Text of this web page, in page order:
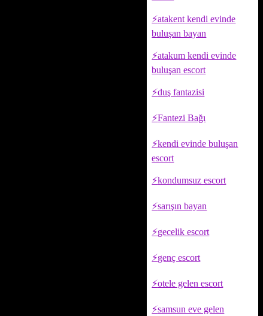
atakent kendi evinde
buluşan bayan
atakum kendi evinde
buluşan escort
duş fantazisi
Fantezi Bağı
kendi evinde buluşan
escort
kondumsuz escort
sarışın bayan
gecelik escort
genç escort
otele gelen escort
samsun eve gelen